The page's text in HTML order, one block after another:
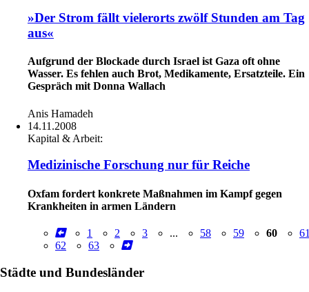
»Der Strom fällt vielerorts zwölf Stunden am Tag
aus«
Aufgrund der Blockade durch Israel ist Gaza oft ohne
Wasser. Es fehlen auch Brot, Medikamente, Ersatzteile. Ein
Gespräch mit Donna Wallach
Anis Hamadeh
14.11.2008
Kapital & Arbeit:
Medizinische Forschung nur für Reiche
Oxfam fordert konkrete Maßnahmen im Kampf gegen
Krankheiten in armen Ländern
1 2 3 ... 58 59 60
62
63
Städte und Bundesländer